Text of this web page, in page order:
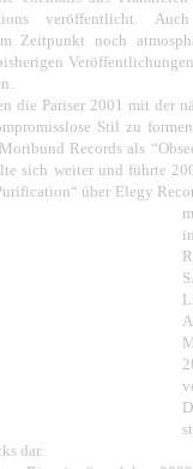
veröffentlicht.
Zeitpunkt noch
die Pariser 2001 mit der
Stil zu
Records als
sich weiter und führte
über Elegy
dar.